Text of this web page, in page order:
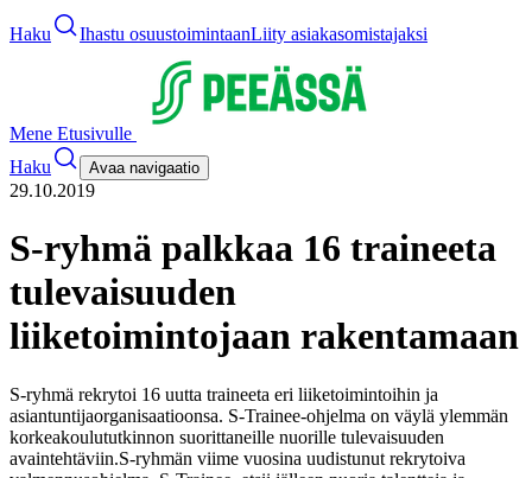
Haku Ihastu osuustoimintaanLiity asiakasomistajaksi
Mene Etusivulle
Haku
Avaa navigaatio
29.10.2019
S-ryhmä palkkaa 16 traineeta
tulevaisuuden
liiketoimintojaan rakentamaan
S-ryhmä rekrytoi 16 uutta traineeta eri liiketoimintoihin ja
asiantuntijaorganisaatioonsa. S-Trainee-ohjelma on väylä ylemmän
korkeakoulututkinnon suorittaneille nuorille tulevaisuuden
avaintehtäviin.S-ryhmän viime vuosina uudistunut rekrytoiva